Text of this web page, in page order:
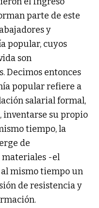
parte de este
y
popular, cuyos
son
Decimos entonces
popular refiere a
salarial formal,
inventarse su propio
tiempo, la
de
materiales -el
mismo tiempo un
de resistencia y